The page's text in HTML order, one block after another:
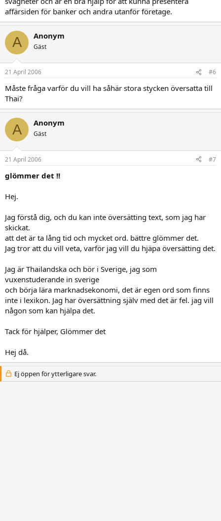
affärsiden för banker och andra utanför företage.
A Anonym
Gäst
21 April 2006 #6
Måste fråga varför du vill ha såhär stora stycken översatta till
Thai?
A Anonym
Gäst
21 April 2006 #7
glömmer det !!
Hej.
Jag förstå dig, och du kan inte översätting text, som jag har
skickat.
att det är ta lång tid och mycket ord. bättre glömmer det.
Jag tror att du vill veta, varför jag vill du hjäpa översätting det.
Jag är Thailandska och bör i Sverige, jag som
vuxenstuderande in sverige
och börja lära marknadsekonomi, det är egen ord som finns
inte i lexikon. Jag har översättning själv med det är fel. jag vill
någon som kan hjälpa det.
Tack för hjälper, Glömmer det
Hej då.
Ej öppen för ytterligare svar.